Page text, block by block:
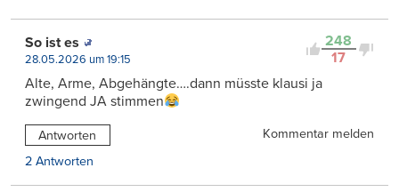
248
17
So ist es
28.05.2026 um 19:15
Alte, Arme, Abgehängte….dann müsste klausi ja
zwingend JA stimmen
Antworten
Kommentar melden
2 Antworten